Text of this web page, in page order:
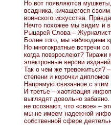
Но вот появляются
всадника, кичащегося
воинского искусства.
Нечто похожее мы видим и в
Рыцарей Слова –
Более того, мы наблюдаем
Но многократные встречи
когда повзрослеют?
электронные версии
Так о чем же тревожиться?
степени и корочки
Напрямую связанное с этим
И третье – хаотизация
выглядят довольно
не осознают, что «свое» –
мы не имеем надежной
собственной сфере